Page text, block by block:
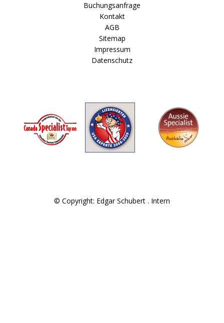
Buchungsanfrage
Kontakt
AGB
Sitemap
Impressum
Datenschutz
© Copyright: Edgar Schubert . Intern